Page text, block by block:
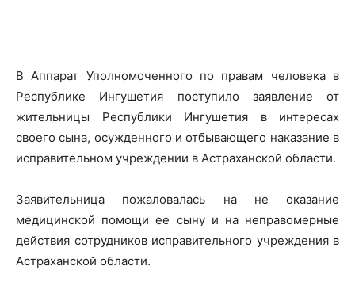
В Аппарат Уполномоченного по правам человека в
Республике Ингушетия поступило заявление от
жительницы Республики Ингушетия в интересах
своего сына, осужденного и отбывающего наказание в
исправительном учреждении в Астраханской области.
Заявительница пожаловалась на не оказание
медицинской помощи ее сыну и на неправомерные
действия сотрудников исправительного учреждения в
Астраханской области.